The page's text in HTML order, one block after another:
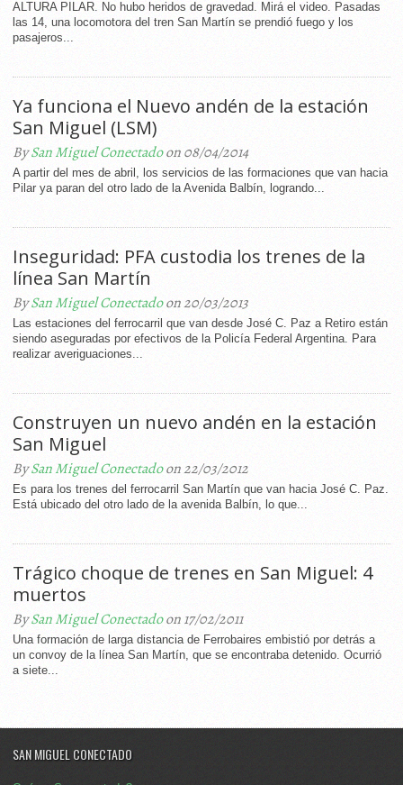
ALTURA PILAR. No hubo heridos de gravedad. Mirá el video. Pasadas
las 14, una locomotora del tren San Martín se prendió fuego y los
pasajeros...
Ya funciona el Nuevo andén de la estación
San Miguel (LSM)
BySan Miguel Conectadoon 08/04/2014
A partir del mes de abril, los servicios de las formaciones que van hacia
Pilar ya paran del otro lado de la Avenida Balbín, logrando...
Inseguridad: PFA custodia los trenes de la
línea San Martín
BySan Miguel Conectadoon 20/03/2013
Las estaciones del ferrocarril que van desde José C. Paz a Retiro están
siendo aseguradas por efectivos de la Policía Federal Argentina. Para
realizar averiguaciones...
Construyen un nuevo andén en la estación
San Miguel
BySan Miguel Conectadoon 22/03/2012
Es para los trenes del ferrocarril San Martín que van hacia José C. Paz.
Está ubicado del otro lado de la avenida Balbín, lo que...
Trágico choque de trenes en San Miguel: 4
muertos
BySan Miguel Conectadoon 17/02/2011
Una formación de larga distancia de Ferrobaires embistió por detrás a
un convoy de la línea San Martín, que se encontraba detenido. Ocurrió
a siete...
SAN MIGUEL CONECTADO